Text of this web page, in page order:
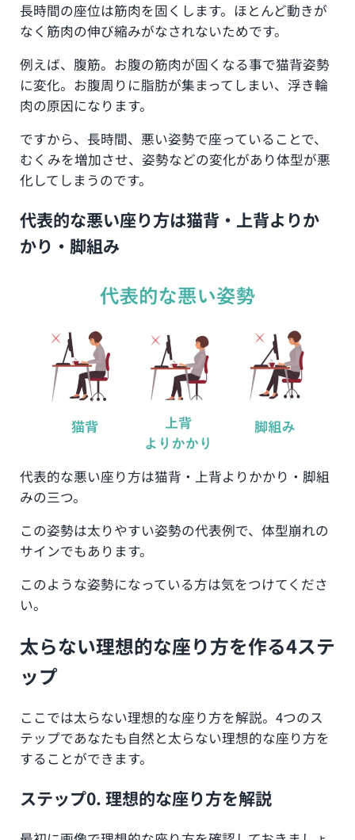
長時間の座位は筋肉を固くします。ほとんど動きが
なく筋肉の伸び縮みがなされないためです。
例えば、腹筋。お腹の筋肉が固くなる事で猫背姿勢
に変化。お腹周りに脂肪が集まってしまい、浮き輪
肉の原因になります。
ですから、長時間、悪い姿勢で座っていることで、
むくみを増加させ、姿勢などの変化があり体型が悪
化してしまうのです。
代表的な悪い座り方は猫背・上背よりか
かり・脚組み
代表的な悪い座り方は猫背・上背よりかかり・脚組
みの三つ。
この姿勢は太りやすい姿勢の代表例で、体型崩れの
サインでもあります。
このような姿勢になっている方は気をつけてくださ
い。
太らない理想的な座り方を作る4ステ
ップ
ここでは太らない理想的な座り方を解説。4つのス
テップであなたも自然と太らない理想的な座り方を
することができます。
ステップ0. 理想的な座り方を解説